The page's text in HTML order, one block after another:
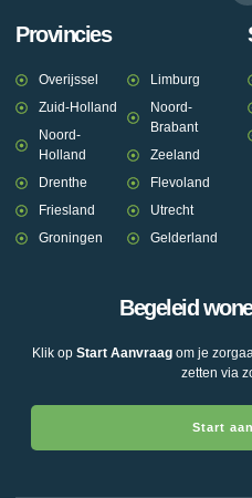
Provincies
Overijssel
Zuid-Holland
Noord-
Holland
Drenthe
Friesland
Groningen
Limburg
Noord-
Brabant
Zeeland
Flevoland
Utrecht
Gelderland
Begeleid
Klik op Start Aanvraagom je
zetten via
Start